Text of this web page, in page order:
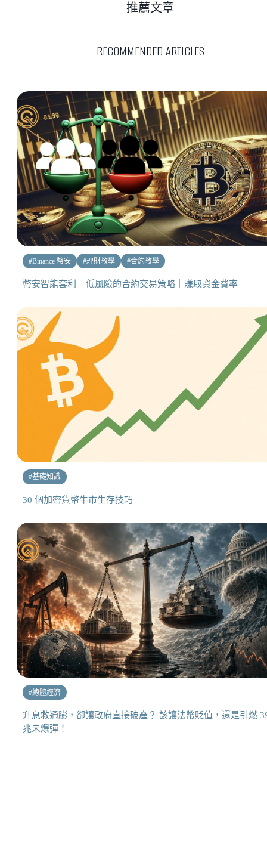
RECOMMENDED ARTICLES
推薦文章
#Binance 幣安 #理財教學 #合約教學
幣安智能套利 – 低風險的合約交易策略｜賺取資金費率
#基礎知識
30 個加密貨幣牛市生存技巧
#總體經濟
升息救通膨，卻讓政府直接破產？ 該讓法幣貶值，還是引燃
兆未爆彈！